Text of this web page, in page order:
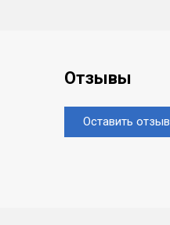
Отзывы
Оставить отзыв